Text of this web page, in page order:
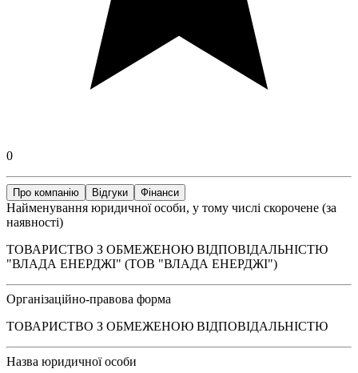
0
Про компанію Відгуки Фінанси
Найменування юридичної особи, у тому числі скорочене (за
наявності)
ТОВАРИСТВО З ОБМЕЖЕНОЮ ВІДПОВІДАЛЬНІСТЮ
"ВЛАДА ЕНЕРДЖІ" (ТОВ "ВЛАДА ЕНЕРДЖІ")
Організаційно-правова форма
ТОВАРИСТВО З ОБМЕЖЕНОЮ ВІДПОВІДАЛЬНІСТЮ
Назва юридичної особи